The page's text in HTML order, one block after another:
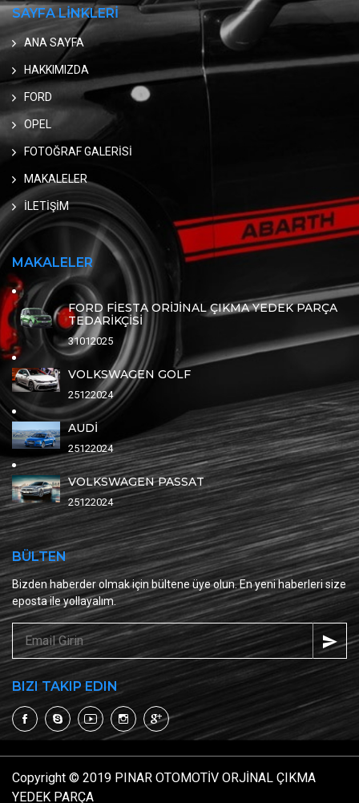
SAYFA LİNKLERİ
ANA SAYFA
HAKKIMIZDA
FORD
OPEL
FOTOĞRAF GALERİSİ
MAKALELER
İLETİŞİM
MAKALELER
FORD FİESTA ORİJİNAL ÇIKMA YEDEK PARÇA
TEDARİKÇİSİ
31012025
VOLKSWAGEN GOLF
25122024
AUDİ
25122024
VOLKSWAGEN PASSAT
25122024
BÜLTEN
Bizden haberder olmak için bültene üye olun. En yeni haberleri size
eposta ile yollayalım.
BIZI TAKIP EDIN
Copyright © 2019 PINAR OTOMOTİV ORJİNAL ÇIKMA
YEDEK PARÇA